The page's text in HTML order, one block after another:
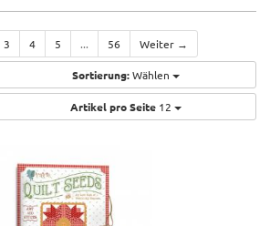
3 4 5 ... 56 Weiter →
Sortierung: Wählen
Artikel pro Seite 12